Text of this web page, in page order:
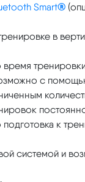
Smart®
в
с
к
системой и